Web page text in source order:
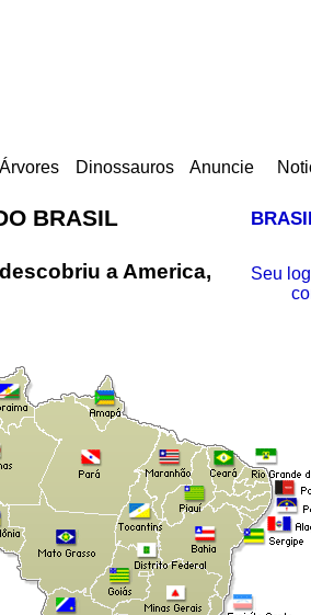
Árvores Dinossauros Anuncie
BRASIL
a America,
Seu